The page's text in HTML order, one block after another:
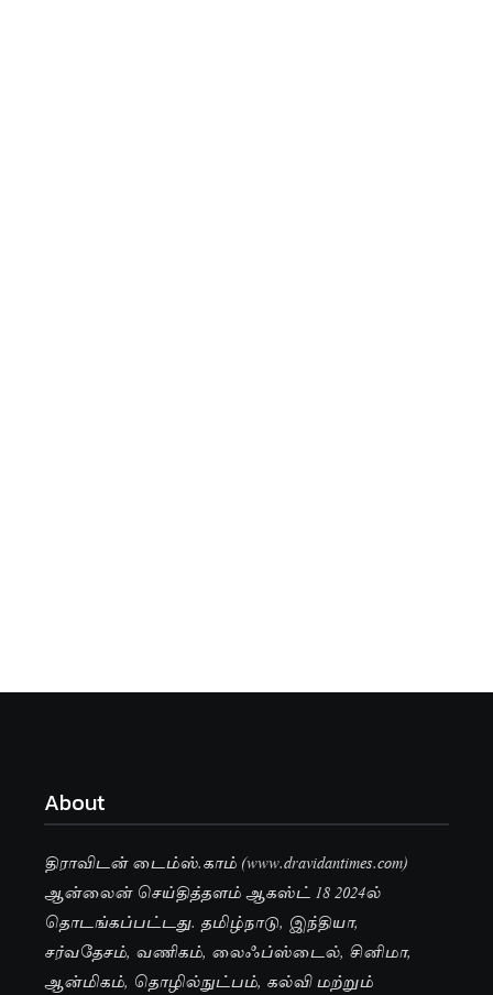
About
திராவிடன் டைம்ஸ்.காம் (www.dravidantimes.com)
ஆன்லைன் செய்தித்தளம் ஆகஸ்ட் 18 2024ல்
தொடங்கப்பட்டது. தமிழ்நாடு, இந்தியா,
சர்வதேசம், வணிகம், லைஃப்ஸ்டைல், சினிமா,
ஆன்மிகம், தொழில்நுட்பம், கல்வி மற்றும்